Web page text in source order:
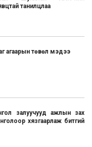
танилцлаа
агаарын төвөл мэдээ
залуучууд ажлын зах
хязгаарлаж битгий